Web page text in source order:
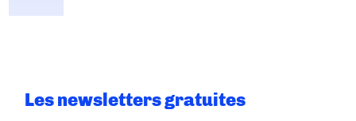
Les newsletters gratuites